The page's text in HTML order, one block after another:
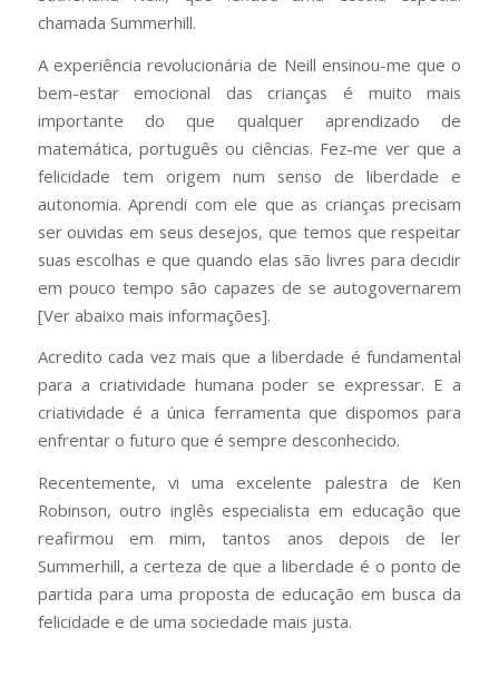
chamada Summerhill.
A experiência revolucionária de Neill ensinou-me que o
bem-estar emocional das crianças é muito mais
importante do que qualquer aprendizado de
matemática, português ou ciências. Fez-me ver que a
felicidade tem origem num senso de liberdade e
autonomia. Aprendi com ele que as crianças precisam
ser ouvidas em seus desejos, que temos que respeitar
suas escolhas e que quando elas são livres para decidir
em pouco tempo são capazes de se autogovernarem
[Ver abaixo mais informações].
Acredito cada vez mais que a liberdade é fundamental
para a criatividade humana poder se expressar. E a
criatividade é a única ferramenta que dispomos para
enfrentar o futuro que é sempre desconhecido.
Recentemente, vi uma excelente palestra de Ken
Robinson, outro inglês especialista em educação que
reafirmou em mim, tantos anos depois de ler
Summerhill, a certeza de que a liberdade é o ponto de
partida para uma proposta de educação em busca da
felicidade e de uma sociedade mais justa.